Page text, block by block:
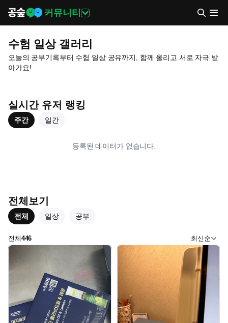
커뮤니티
수험 일상 갤러리
오늘의 공부기록부터 수험 일상 공유까지, 함께 올리고 서로 자극 받
아가요!
실시간 유저 랭킹
주간 일간
등록된 데이터가 없습니다.
전체보기
전체 일상 공부
전체446 최신순